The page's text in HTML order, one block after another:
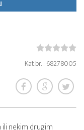
Kat.br. : 68278005
nekim drugim